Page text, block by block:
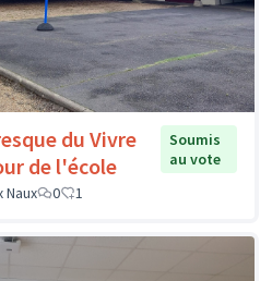
du Vivre
de l'école
Soumis
au vote
Naux
0 1